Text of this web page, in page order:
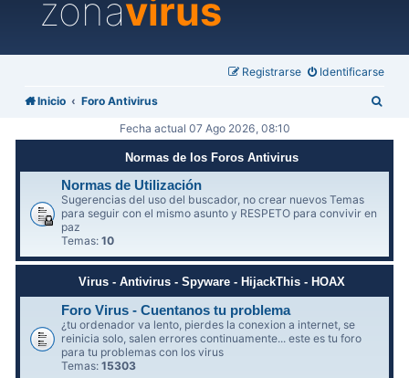
zonavirus
Identificarse
Registrarse
Inicio Foro Antivirus
c
Fecha actual 07 Ago 2026, 08:10
Normas de los Foros Antivirus
Normas de Utilización
Sugerencias del uso del buscador, no crear nuevos Temas
para seguir con el mismo asunto y RESPETO para convivir en
paz
Temas:10
Virus - Antivirus - Spyware - HijackThis - HOAX
Foro Virus - Cuentanos tu problema
¿tu ordenador va lento, pierdes la conexion a internet, se
reinicia solo, salen errores continuamente... este es tu foro
para tu problemas con los virus
Temas:15303